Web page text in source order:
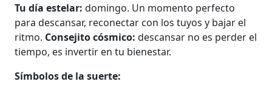
Tu día estelar:domingo. Un momento perfecto
para descansar, reconectar con los tuyos y bajar el
ritmo. Consejito cósmico: descansar no es perder el
tiempo, es invertir en tu bienestar.
Símbolos de la suerte: